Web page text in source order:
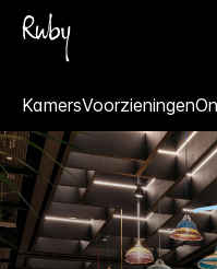
KamersVoorzieningen